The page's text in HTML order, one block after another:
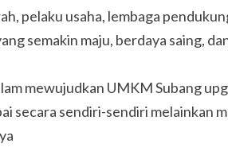
pelaku usaha, lembaga
semakin maju, berdaya saing,
mewujudkan UMKM Subang
secara sendiri-sendiri melainkan